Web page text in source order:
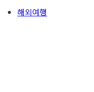
해외여행